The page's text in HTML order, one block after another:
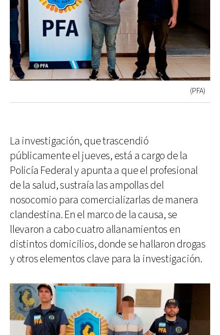
(PFA)
La investigación, que trascendió
públicamente el jueves, está a cargo de la
Policía Federal y apunta a que el profesional
de la salud, sustraía las ampollas del
nosocomio para comercializarlas de manera
clandestina. En el marco de la causa, se
llevaron a cabo cuatro allanamientos en
distintos domicilios, donde se hallaron drogas
y otros elementos clave para la investigación.